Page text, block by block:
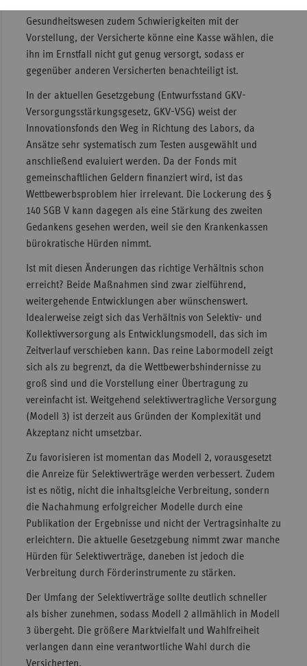
Gesundheitswesen zudem Schwierigkeiten mit der
Vorstellung, der Versicherte könne eine Kasse wählen, die
ihn im Ernstfall nicht gut genug versorgt, sodass er
gegenüber anderen Versicherten benachteiligt ist.
In der aktuellen Gesetzgebung (Entwurfsstand GKV-
Versorgungsstärkungsgesetz, GKV-VSG) weist der
Innovationsfonds den Weg in Richtung des Labors, da
Ansätze sehr systematisch zum Testen ausgewählt und
anschließend evaluiert werden. Da der Fonds mit
gemeinschaftlichen Geldern finanziert wird, ist das
Wettbewerbsproblem hier irrelevant. Die Lockerung des §
140 SGB V kann dagegen als eine Stärkung des zweiten
Gedankens gesehen werden, weil sie den Krankenkassen
bürokratische Hürden nimmt.
Ist mit diesen Änderungen das richtige Verhältnis schon
erreicht? Beide Maßnahmen sind zwar zielführend,
weitergehende Entwicklungen aber wünschenswert.
Idealerweise zeigt sich das Verhältnis von Selektiv- und
Kollektivversorgung als Entwicklungsmodell, das sich im
Zeitverlauf verschieben kann. Das reine Labormodell zeigt
sich als zu begrenzt, da die Wettbewerbshindernisse zu
groß sind und die Vorstellung einer Übertragung zu
vereinfacht ist. Weitgehend selektivvertragliche Versorgung
(Modell 3) ist derzeit aus Gründen der Komplexität und
Akzeptanz nicht umsetzbar.
Zu favorisieren ist momentan das Modell 2, vorausgesetzt
die Anreize für Selektivverträge werden verbessert. Zudem
ist es nötig, nicht die inhaltsgleiche Verbreitung, sondern
die Nachahmung erfolgreicher Modelle durch eine
Publikation der Ergebnisse und nicht der Vertragsinhalte zu
erleichtern. Die aktuelle Gesetzgebung nimmt zwar manche
Hürden für Selektivverträge, daneben ist jedoch die
Verbreitung durch Förderinstrumente zu stärken.
Der Umfang der Selektivverträge sollte deutlich schneller
als bisher zunehmen, sodass Modell 2 allmählich in Modell
3 übergeht. Die größere Marktvielfalt und Wahlfreiheit
verlangen dann eine verantwortliche Wahl durch die
Versicherten.